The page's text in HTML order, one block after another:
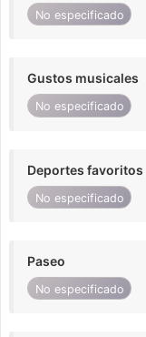
No especificado
Gustos musicales
No especificado
Deportes favoritos
No especificado
Paseo
No especificado